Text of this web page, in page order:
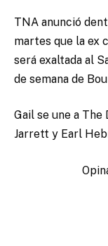
TNA anunció
martes que la ex
será exaltada al
de semana de
Gail se une a
Jarrett y Earl